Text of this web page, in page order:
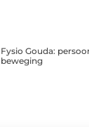
Fysio Gouda:
beweging